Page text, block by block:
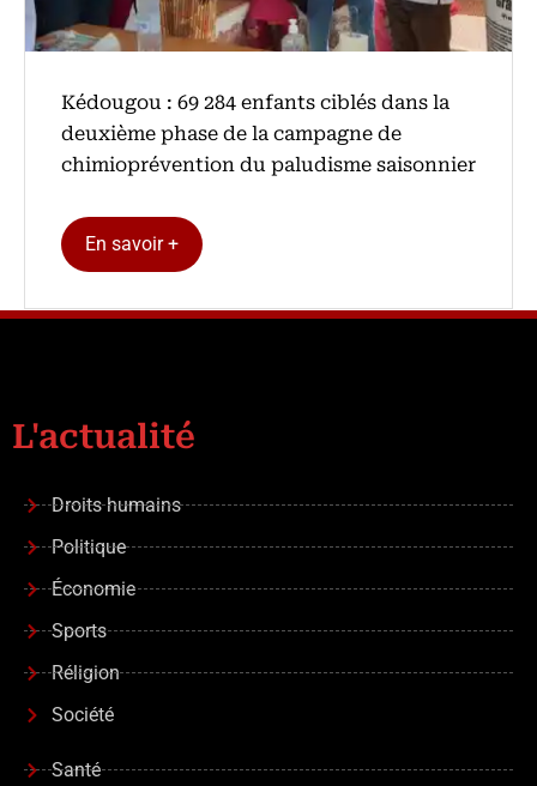
Kédougou : 69 284 enfants ciblés dans la
deuxième phase de la campagne de
chimioprévention du paludisme saisonnier
En savoir +
L'actualité
Droits humains
Politique
Économie
Sports
Réligion
Société
Santé